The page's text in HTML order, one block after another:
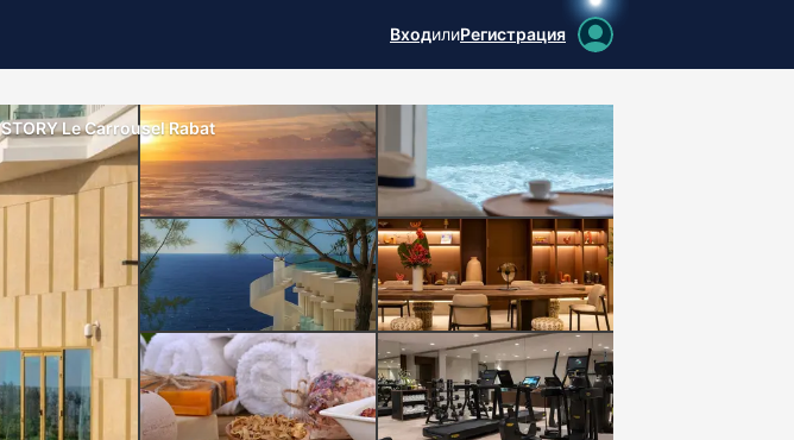
ВходилиРегистрация
STORY Le Carrousel Rabat